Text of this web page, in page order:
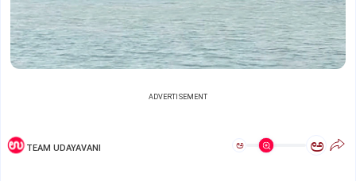
ADVERTISEMENT
TEAM UDAYAVANI ಅ ಅ